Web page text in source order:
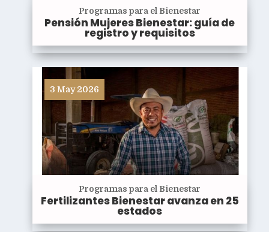
Programas para el Bienestar
Pensión Mujeres Bienestar: guía de
registro y requisitos
3 May 2026
Programas para el Bienestar
Fertilizantes Bienestar avanza en 25
estados